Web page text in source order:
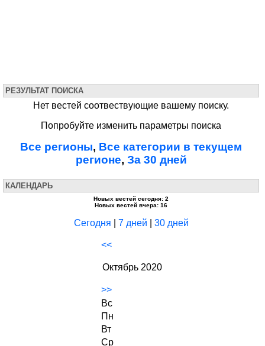
РЕЗУЛЬТАТ ПОИСКА
Нет вестей соотвествующие вашему поиску.
Попробуйте изменить параметры поиска
Все регионы, Все категории в текущем
регионе, За 30 дней
КАЛЕНДАРЬ
Новых вестей сегодня: 2
Новых вестей вчера: 16
Сегодня 7 дней 30 дней
<<
Октябрь 2020
>>
Вс
Пн
Вт
Ср